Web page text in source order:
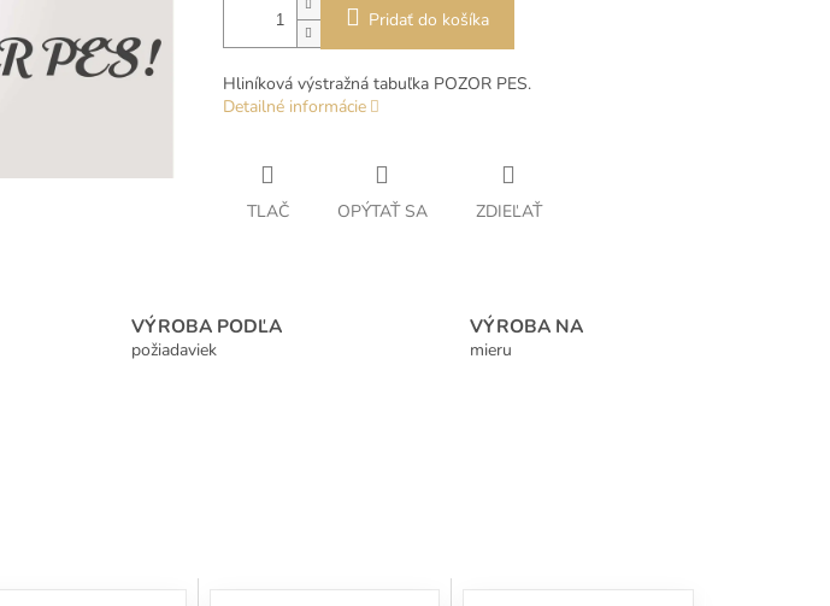
Pridať do košíka
Hliníková výstražná tabuľka POZOR PES.
Detailné informácie
TLAČ OPÝTAŤ SA ZDIEĽAŤ
VÝROBA PODĽA
požiadaviek
VÝROBA NA
mieru